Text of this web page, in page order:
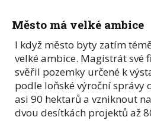
Město má velké ambice
I když město byty zatím
velké ambice. Magistrát své
svěřil pozemky určené k
podle loňské výroční správy
asi 90 hektarů a vzniknout
dvou desítkách projektů až